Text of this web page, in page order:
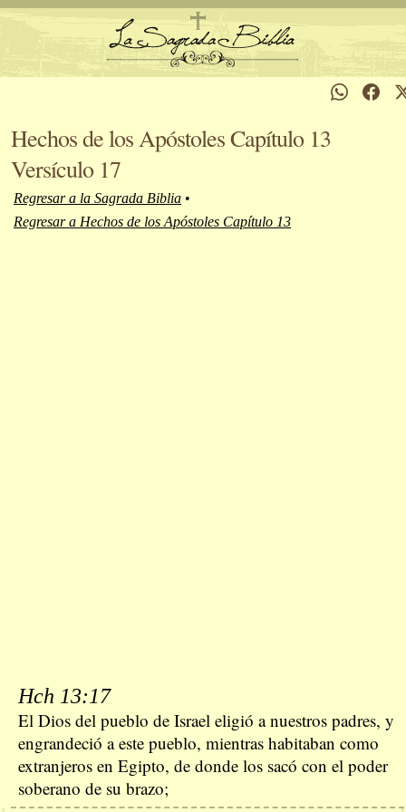
Hechos de los Apóstoles Capítulo 13
Versículo 17
Regresar a la Sagrada Biblia •
Regresar a Hechos de los Apóstoles Capítulo 13
Hch 13:17
El Dios del pueblo de Israel eligió a nuestros padres, y
engrandeció a este pueblo, mientras habitaban como
extranjeros en Egipto, de donde los sacó con el poder
soberano de su brazo;